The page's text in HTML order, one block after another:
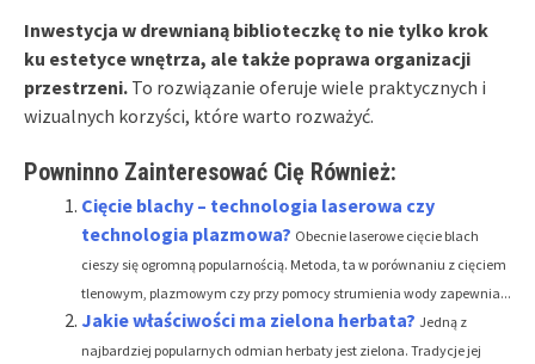
Inwestycja w drewnianą biblioteczkę to nie tylko krok
ku estetyce wnętrza, ale także poprawa organizacji
przestrzeni. To rozwiązanie oferuje wiele praktycznych i
wizualnych korzyści, które warto rozważyć.
Powninno Zainteresować Cię Również:
Cięcie blachy – technologia laserowa czy
technologia plazmowa? Obecnie laserowe cięcie blach
cieszy się ogromną popularnością. Metoda, ta w porównaniu z cięciem
tlenowym, plazmowym czy przy pomocy strumienia wody zapewnia...
Jakie właściwości ma zielona herbata? Jedną z
najbardziej popularnych odmian herbaty jest zielona. Tradycje jej